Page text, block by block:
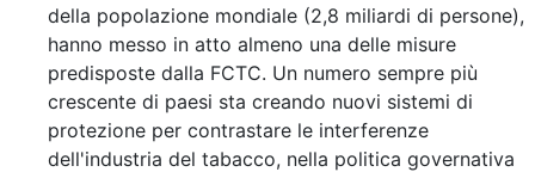
della popolazione mondiale (2,8 miliardi di persone),
hanno messo in atto almeno una delle misure
predisposte dalla FCTC. Un numero sempre più
crescente di paesi sta creando nuovi sistemi di
protezione per contrastare le interferenze
dell'industria del tabacco, nella politica governativa